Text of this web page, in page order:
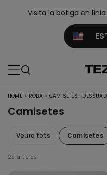
Visita la botiga en
HOME > ROBA > CAMISETES I
Camisetes
Veure tots Camisetes
29 articles